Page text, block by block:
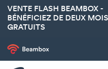
VENTE FLASH BEAMBOX -
BÉNÉFICIEZ DE DEUX MOIS
GRATUITS